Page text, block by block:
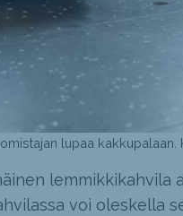
lupaa kakkupalaan.
voi oleskella